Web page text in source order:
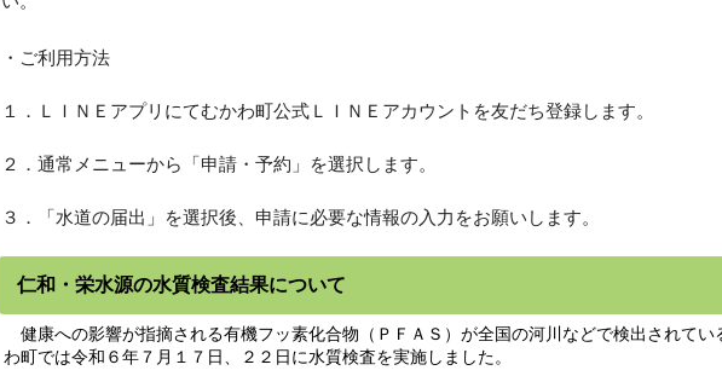
・ご利用方法
１．ＬＩＮＥアプリにてむかわ町公式ＬＩＮＥアカウントを友だち登録します。
２．通常メニューから「申請・予約」を選択します。
３．「水道の届出」を選択後、申請に必要な情報の入力をお願いします。
仁和・栄水源の水質検査結果について
健康への影響が指摘される有機フッ素化合物（ＰＦＡＳ）が全国の河川などで検出されてい
わ町では令和６年７月１７日、２２日に水質検査を実施しました。